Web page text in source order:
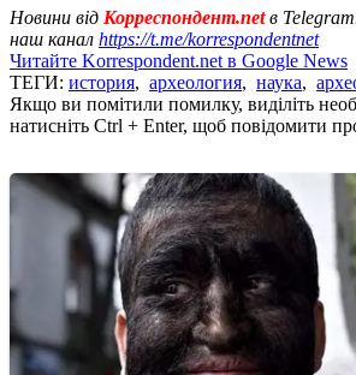
Новини від Корреспондент.netв
наш канал https://t.me/korrespondentnet
Читайте Korrespondent.net в Google News
ТЕГИ: история, археология, наука,
Якщо ви помітили помилку, виділіть
натисніть Ctrl + Enter, щоб повідомити